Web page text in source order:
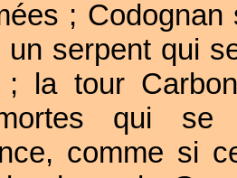
;
un serpent qui
; la tour
qui
comme si